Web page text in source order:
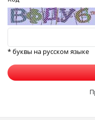
* буквы на русском языке